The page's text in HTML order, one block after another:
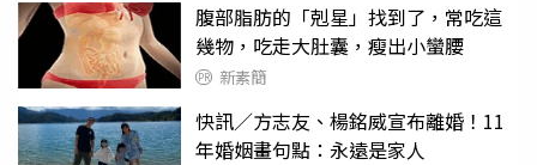
腹部脂肪的「剋星」找到了，常吃這
幾物，吃走大肚囊，瘦出小蠻腰
新素簡
快訊／方志友、楊銘威宣布離婚！11
年婚姻畫句點：永遠是家人